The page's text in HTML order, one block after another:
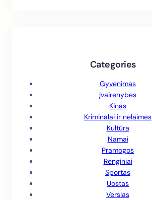
Categories
Gyvenimas
Įvairenybės
Kinas
Kriminalai ir nelaimės
Kultūra
Namai
Pramogos
Renginiai
Sportas
Uostas
Verslas